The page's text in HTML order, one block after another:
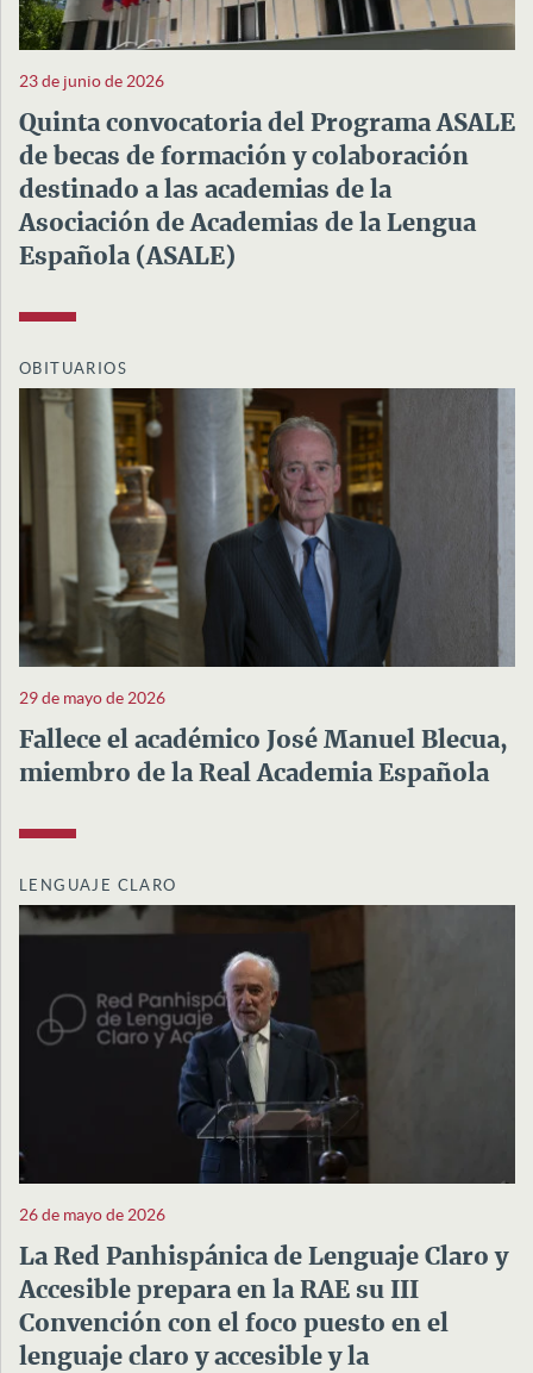
23 de junio de 2026
Quinta convocatoria del Programa ASALE
de becas de formación y colaboración
destinado a las academias de la
Asociación de Academias de la Lengua
Española (ASALE)
OBITUARIOS
29 de mayo de 2026
Fallece el académico José Manuel Blecua,
miembro de la Real Academia Española
LENGUAJE CLARO
26 de mayo de 2026
La Red Panhispánica de Lenguaje Claro y
Accesible prepara en la RAE su III
Convención con el foco puesto en el
lenguaje claro y accesible y la